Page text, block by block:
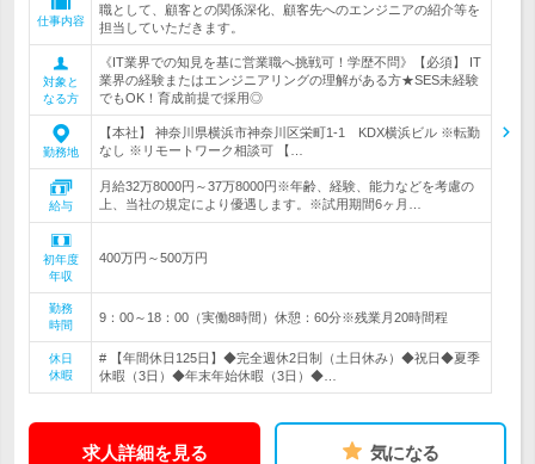
仕事内容
職として、顧客との関係深化、顧客先へのエンジニアの紹介等を
担当していただきます。
対象と
なる方
《IT業界での知見を基に営業職へ挑戦可！学歴不問》【必須】 IT
業界の経験またはエンジニアリングの理解がある方★SES未経験
でもOK！育成前提で採用◎
勤務地
【本社】 神奈川県横浜市神奈川区栄町1-1 KDX横浜ビル ※転勤
なし ※リモートワーク相談可 【…
給与
月給32万8000円～37万8000円※年齢、経験、能力などを考慮の
上、当社の規定により優遇します。※試用期間6ヶ月…
初年度
年収
400万円～500万円
勤務
時間
9：00～18：00（実働8時間）休憩：60分※残業月20時間程
休日
休暇
# 【年間休日125日】◆完全週休2日制（土日休み）◆祝日◆夏季
休暇（3日）◆年末年始休暇（3日）◆…
求人詳細を見る 気になる